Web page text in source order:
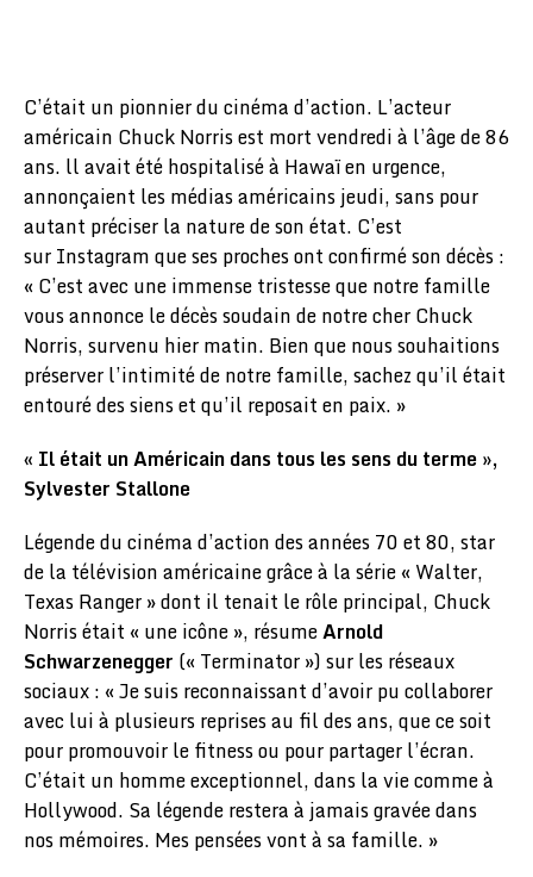
C’était un pionnier du cinéma d’action. L’acteur
américain Chuck Norris est mort vendredi à l’âge de 86
ans. ll avait été hospitalisé à Hawaï en urgence,
annonçaient les médias américains jeudi, sans pour
autant préciser la nature de son état. C’est
sur Instagram que ses proches ont confirmé son décès :
« C’est avec une immense tristesse que notre famille
vous annonce le décès soudain de notre cher Chuck
Norris, survenu hier matin. Bien que nous souhaitions
préserver l’intimité de notre famille, sachez qu’il était
entouré des siens et qu’il reposait en paix. »
« Il était un Américain dans tous les sens du terme »,
Sylvester Stallone
Légende du cinéma d’action des années 70 et 80, star
de la télévision américaine grâce à la série « Walter,
Texas Ranger » dont il tenait le rôle principal, Chuck
Norris était « une icône », résumeArnold
Schwarzenegger (« Terminator ») sur les réseaux
sociaux : « Je suis reconnaissant d’avoir pu collaborer
avec lui à plusieurs reprises au fil des ans, que ce soit
pour promouvoir le fitness ou pour partager l’écran.
C’était un homme exceptionnel, dans la vie comme à
Hollywood. Sa légende restera à jamais gravée dans
nos mémoires. Mes pensées vont à sa famille. »